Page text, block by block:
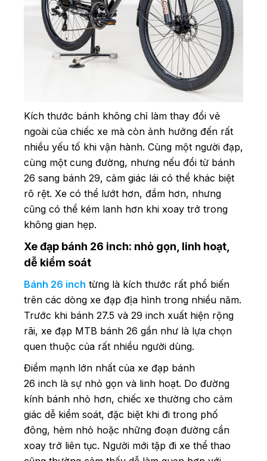
Kích thước bánh không chỉ làm thay đổi vẻ
ngoài của chiếc xe mà còn ảnh hưởng đến rất
nhiều yếu tố khi vận hành. Cùng một người đạp,
cùng một cung đường, nhưng nếu đổi từ bánh
26 sang bánh 29, cảm giác lái có thể khác biệt
rõ rệt. Xe có thể lướt hơn, đầm hơn, nhưng
cũng có thể kém lanh hơn khi xoay trở trong
không gian hẹp.
Xe đạp bánh 26 inch: nhỏ gọn, linh hoạt,
dễ kiểm soát
Bánh 26 inch từng là kích thước rất phổ biến
trên các dòng xe đạp địa hình trong nhiều năm.
Trước khi bánh 27.5 và 29 inch xuất hiện rộng
rãi, xe đạp MTB bánh 26 gần như là lựa chọn
quen thuộc của rất nhiều người dùng.
Điểm mạnh lớn nhất của xe đạp bánh
26 inch là sự nhỏ gọn và linh hoạt. Do đường
kính bánh nhỏ hơn, chiếc xe thường cho cảm
giác dễ kiểm soát, đặc biệt khi đi trong phố
đông, hẻm nhỏ hoặc những đoạn đường cần
xoay trở liên tục. Người mới tập đi xe thể thao